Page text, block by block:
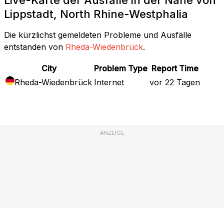
Lippstadt, North Rhine-Westphalia
Die kürzlichst gemeldeten Probleme und Ausfälle
entstanden von Rheda-Wiedenbrück.
City Problem Type Report Time
Rheda-Wiedenbrück Internet vor 22 Tagen
ANZEIGE